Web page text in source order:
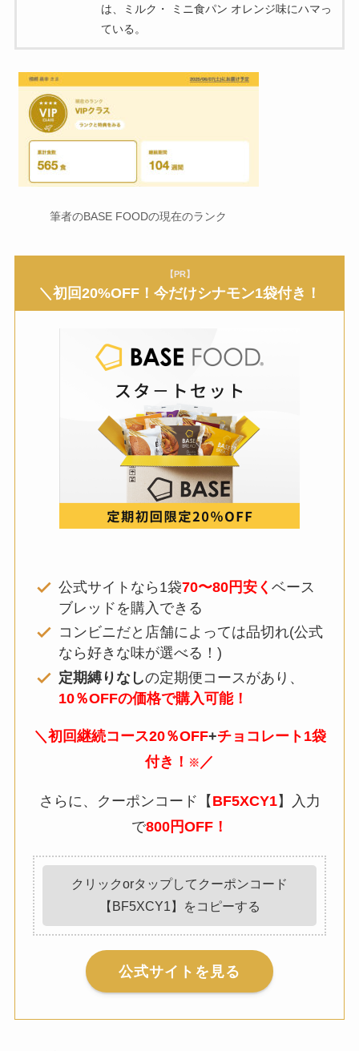
は、ミルク・ ミニ食パン オレンジ味にハマっ
ている。
筆者のBASE FOODの現在のランク
【PR】
＼初回20%OFF！今だけシナモン1袋付き！
公式サイトなら1袋70〜80円安く ベース
ブレッドを購入できる
コンビニだと店舗によっては品切れ(公式
なら好きな味が選べる！)
定期縛りなしの定期便コースがあり、
10％OFFの価格で購入可能！
＼初回継続コース20％OFF+チョコレート1袋
付き！ ※ ／
さらに、クーポンコード【 BF5XCY1】入力
で800円OFF！
クリックorタップしてクーポンコード
【BF5XCY1】をコピーする
公式サイトを見る